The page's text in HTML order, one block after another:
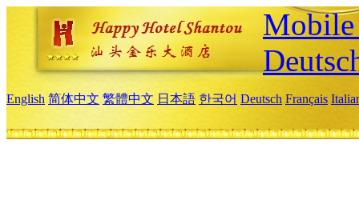
English 简体中文 繁體中文 日本語 한국어 Deutsch Français